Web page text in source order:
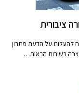
ציבורית
להעלות על הדעת פתרון
בשורות הבאות…